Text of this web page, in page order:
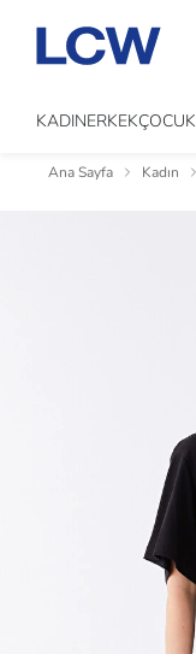
KADINERKEKÇOCUK
Ana Sayfa Kadın